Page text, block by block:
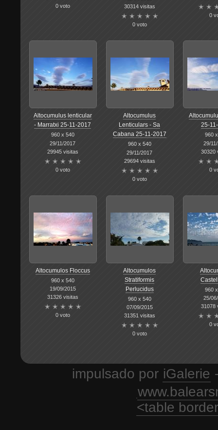
0 voto
30314 visitas
0 voto
0
Altocumulus lenticular
- Marratxi 25-11-2017
960 x 540
29/11/2017
29945 visitas
0 voto
Altocumulus
Lenticulars - Sa
Cabana 25-11-2017
960 x 540
29/11/2017
29694 visitas
0 voto
25-
960
29/
30320
0
Altocumulos Floccus
960 x 540
19/09/2015
31326 visitas
0 voto
Altocumulos
Stratiformis
Perlucidus
960 x 540
07/09/2015
31351 visitas
0 voto
960
25/
31078
0
impulsado por iGalerie
<table